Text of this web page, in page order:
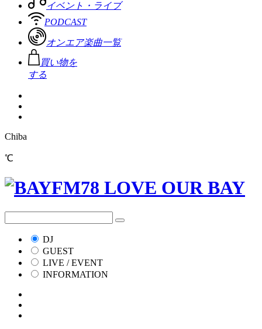
イベント・ライブ
PODCAST
オンエア楽曲一覧
買い物を
する
Chiba
℃
DJ
GUEST
LIVE / EVENT
INFORMATION